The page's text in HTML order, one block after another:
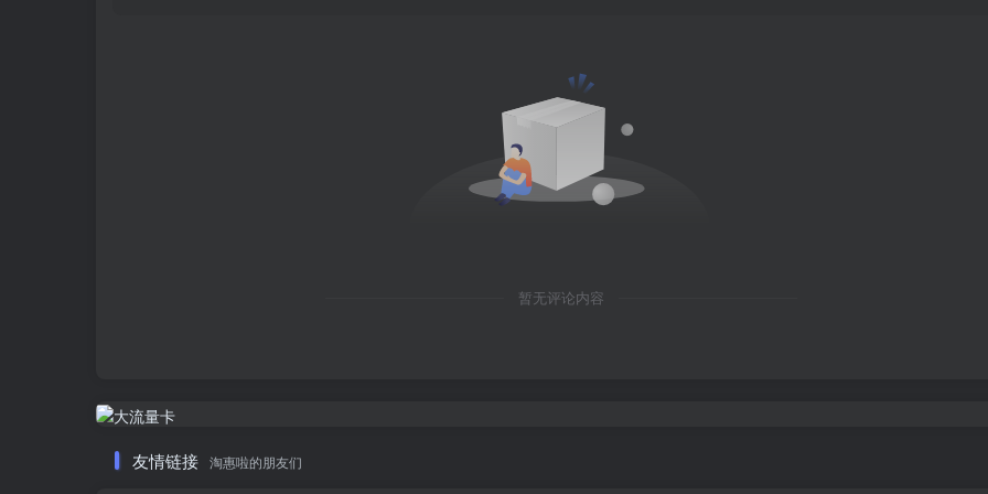
暂无评论内容
友情链接 淘惠啦的朋友们